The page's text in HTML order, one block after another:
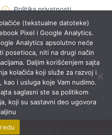
Bariču koji nudi sve za
— od sanitarija i
uz stručnu podršku i
uslovima.
Politika privatnosti
made by profesionalci.rs
(tekstualne datoteke)
Pixel i Google Analytics.
Analytics apsolutno neće
posetioca, niti na drugi način
Daljim korišćenjem sajta
kolačića koji služe za razvoj i
i usluga koje Vam nudimo.
saglasni ste sa politikom
koji su sastavni deo ugovora